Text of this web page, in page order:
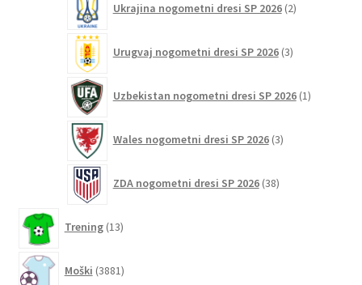
Ukrajina nogometni dresi SP 2026 2izdelka
Urugvaj nogometni dresi SP 2026 3izdelki
Uzbekistan nogometni dresi SP 2026 1izdelek
Wales nogometni dresi SP 2026 3izdelki
ZDA nogometni dresi SP 2026 38izdelkov
Trening 13izdelkov
Moški 3881izdelkov